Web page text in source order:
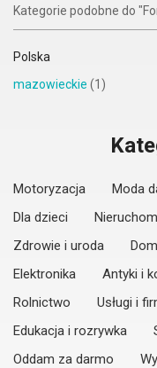
Kategorie podobne do
Polska
mazowieckie (1)
Motoryzacja Moda
Dla dzieci
Zdrowie i uroda
Elektronika
Antyki i
Rolnictwo
Usługi i
Edukacja i rozrywka
Oddam za darmo